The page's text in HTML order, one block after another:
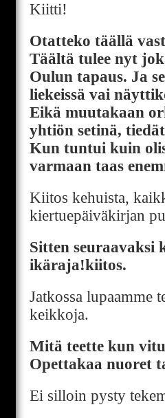
Kiitti!
Otatteko täällä
Täältä tulee nyt
Oulun tapaus. Ja
liekeissä vai
Eikä muutakaan
yhtiön setinä,
Kun tuntui kuin
varmaan taas
Kiitos kehuista,
kiertuepäiväkirjan
Sitten seuraavaksi
ikäraja!kiitos.
Jatkossa lupaamme
keikkoja.
Mitä teette kun
Opettakaa nuoret
Ei silloin pysty